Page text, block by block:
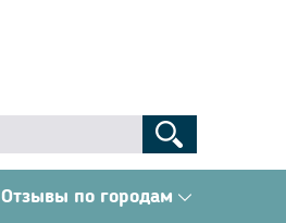
Отзывы по городам